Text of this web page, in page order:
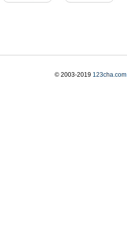
© 2003-2019 123cha.com